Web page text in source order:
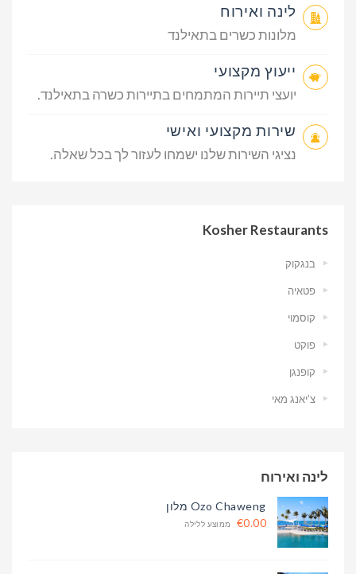
לינה ואירוח
מלונות כשרים בתאילנד
ייעוץ מקצועי
יועצי תיירות המתמחים בתיירות כשרה בתאילנד.
שירות מקצועי ואישי
נציגי השירות שלנו ישמחו לעזור לך בכל שאלה.
Kosher Restaurants
בנגקוק
פטאיה
קוסמוי
פוקט
קופנגן
צ’יאנג מאי
לינה ואירוח
Ozo Chaweng מלון
€0.00
ממוצע ללילה